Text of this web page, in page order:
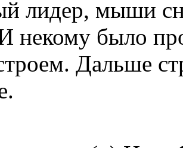
лидер, мыши
некому было
Дальше